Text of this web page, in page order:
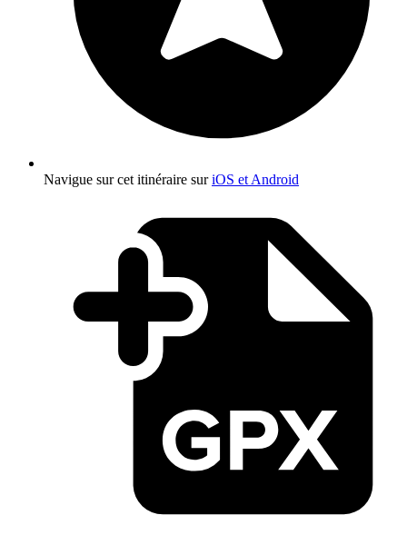
Navigue sur cet itinéraire suriOS et Android